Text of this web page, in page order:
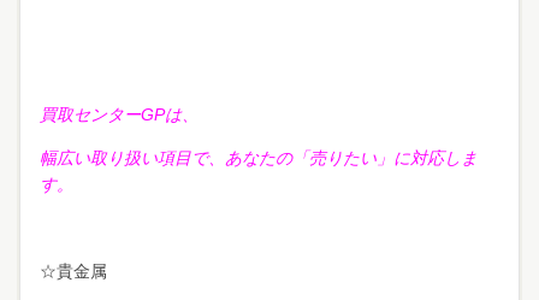
買取センターGPは、
幅広い取り扱い項目で、あなたの「売りたい」に対応しま
す。
☆貴金属